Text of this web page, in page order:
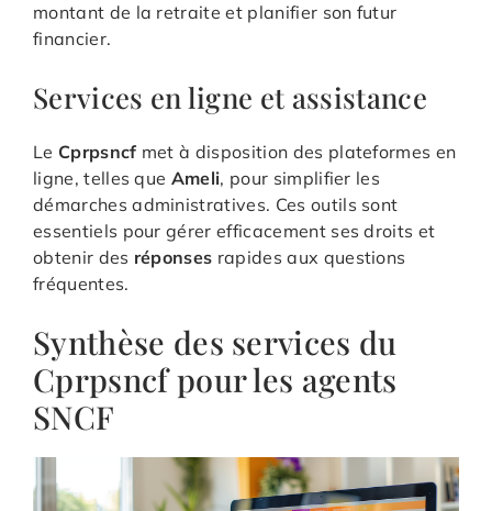
montant de la retraite et planifier son futur
financier.
Services en ligne et assistance
Le Cprpsncf met à disposition des plateformes en
ligne, telles que Ameli, pour simplifier les
démarches administratives. Ces outils sont
essentiels pour gérer efficacement ses droits et
obtenir des réponses rapides aux questions
fréquentes.
Synthèse des services du
Cprpsncf pour les agents
SNCF